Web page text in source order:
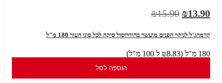
₪13.90
₪15.90
קרמהג'ל לניקוי הפנים מועשר בהידרוסול סיקה לכל סוגי העור 180 מ"ל
180 מ"ל (₪8.83 ל 100 מ"ל)
הוספה לסל